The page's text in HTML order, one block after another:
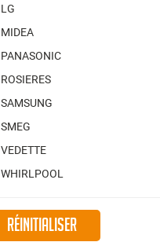
LG
MIDEA
PANASONIC
ROSIERES
SAMSUNG
SMEG
VEDETTE
WHIRLPOOL